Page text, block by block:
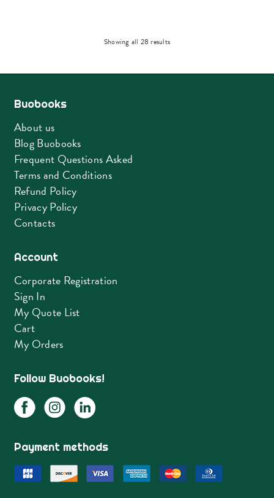
Showing all 28 resultsSorted
Buobooks
About us
Blog Buobooks
Frequent Questions Asked
Terms and Conditions
Refund Policy
Privacy Policy
Contacts
Account
Corporate Registration
Sign In
My Quote List
Cart
My Orders
Follow Buobooks!
Payment methods